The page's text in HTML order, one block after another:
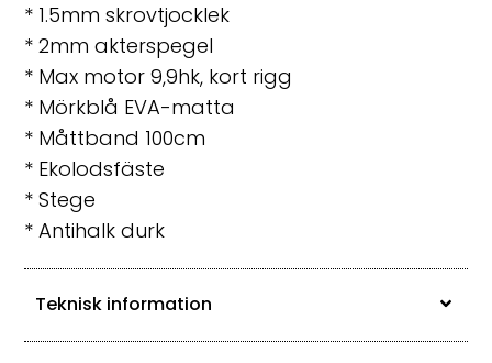
* 1.5mm skrovtjocklek
* 2mm akterspegel
* Max motor 9,9hk, kort rigg
* Mörkblå EVA-matta
* Måttband 100cm
* Ekolodsfäste
* Stege
* Antihalk durk
Teknisk information